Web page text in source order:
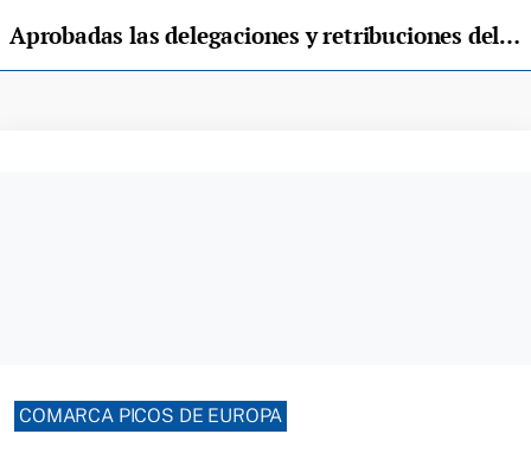
Aprobadas las delegaciones y retribuciones del Gobierno de Parres
COMARCA PICOS DE EUROPA